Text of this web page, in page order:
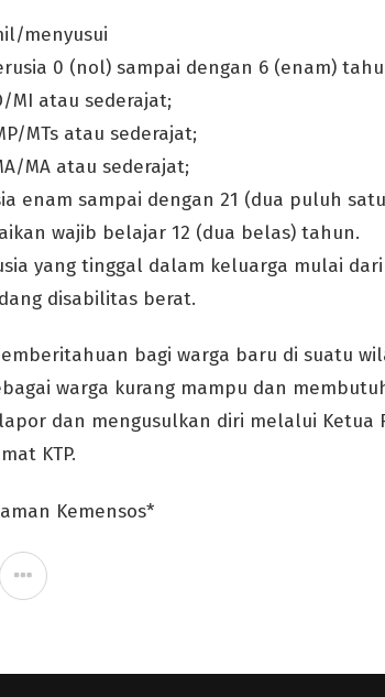
menyusui
0 (nol) sampai dengan 6 (enam)
MI atau sederajat;
MTs atau sederajat;
MA atau sederajat;
enam sampai dengan 21 (dua puluh
wajib belajar 12 (dua belas) tahun.
yang tinggal dalam keluarga mulai
disabilitas berat.
bagi warga baru di suatu
warga kurang mampu dan
dan mengusulkan diri melalui Ketua
KTP.
Kemensos*